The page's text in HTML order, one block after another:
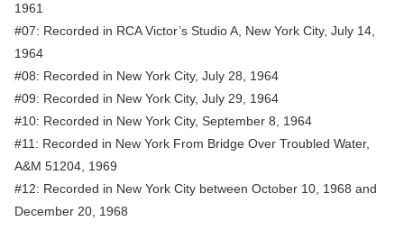
1961
#07: Recorded in RCA Victor’s Studio A, New York City, July 14,
1964
#08: Recorded in New York City, July 28, 1964
#09: Recorded in New York City, July 29, 1964
#10: Recorded in New York City, September 8, 1964
#11: Recorded in New York From Bridge Over Troubled Water,
A&M 51204, 1969
#12: Recorded in New York City between October 10, 1968 and
December 20, 1968